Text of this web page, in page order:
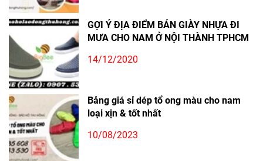
GỢI Ý ĐỊA ĐIỂM BÁN GIÀY NHỰA ĐI
MƯA CHO NAM Ở NỘI THÀNH TPHCM
14/12/2020
Bảng giá sỉ dép tổ ong màu cho nam
loại xịn & tốt nhất
10/08/2023